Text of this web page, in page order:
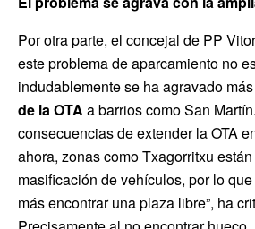
Por otra parte, el concejal de PP
este problema de aparcamiento no
indudablemente se ha agravado
de la OTA a barrios como San
consecuencias de extender la OTA
ahora, zonas como Txagorritxu
masificación de vehículos, por lo
más encontrar una plaza libre”, ha